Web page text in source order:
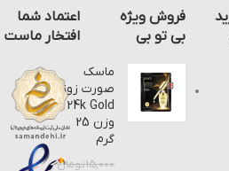
محصول
AMH
چیست
شناسایی
ویروس
سرخجه
می
ویروس
سرخجه
باشد
که به
دلیل
دقت
حساسیت
و
هزینه
مناسب
نسبت
به
روش
های
فروش ویژه
بی تو بی
ماسک
صورت زوزو
24k Gold
وزن 25
گرم
15,000تومان
اعتماد شما
افتخار ماست